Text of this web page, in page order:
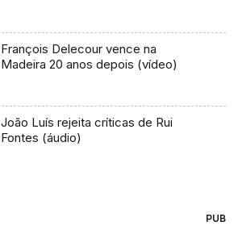
François Delecour vence na
Madeira 20 anos depois (vídeo)
João Luís rejeita críticas de Rui
Fontes (áudio)
PUB